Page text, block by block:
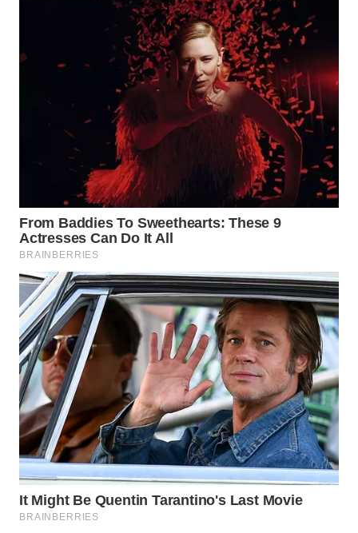
SPORT
UMKM
WAHANA
SELEB
WAHANA
PERSONA
WAHANA
OTOMOTIF
WAHANA
HEALTH
WAHANA
DESA
WISATA
LAPAK